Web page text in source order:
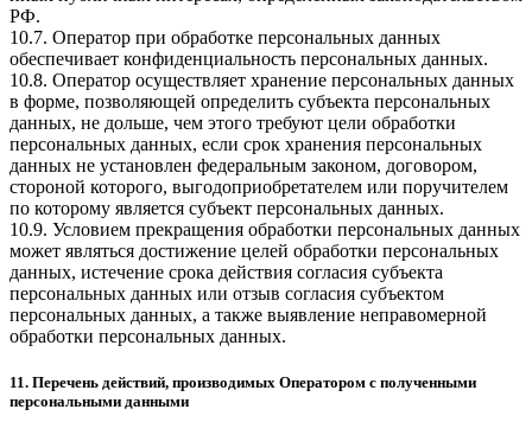
РФ.
10.7. Оператор при обработке персональных данных
обеспечивает конфиденциальность персональных данных.
10.8. Оператор осуществляет хранение персональных данных
в форме, позволяющей определить субъекта персональных
данных, не дольше, чем этого требуют цели обработки
персональных данных, если срок хранения персональных
данных не установлен федеральным законом, договором,
стороной которого, выгодоприобретателем или поручителем
по которому является субъект персональных данных.
10.9. Условием прекращения обработки персональных данных
может являться достижение целей обработки персональных
данных, истечение срока действия согласия субъекта
персональных данных или отзыв согласия субъектом
персональных данных, а также выявление неправомерной
обработки персональных данных.
11. Перечень действий, производимых Оператором с полученными
персональными данными